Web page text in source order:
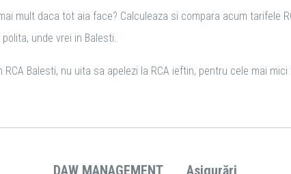
mult daca tot aia face? Calculeaza si compara acum tarifele
unde vrei in Balesti.
RCA Balesti, nu uita sa apelezi la RCA ieftin, pentru cele mai
DAW MANAGEMENT Asigurări